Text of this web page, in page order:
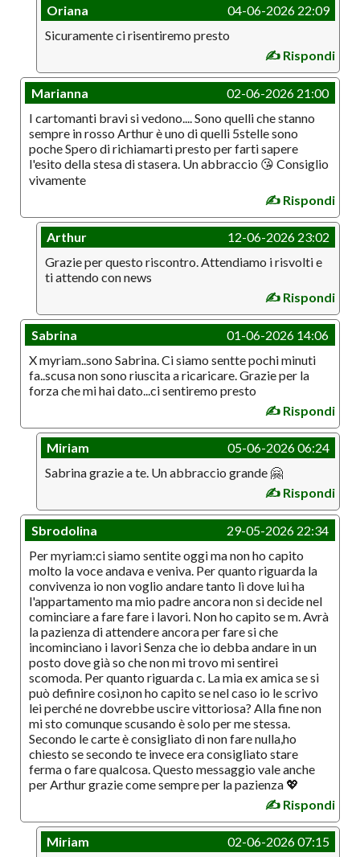
Oriana
04-06-2026 22:09
Sicuramente ci risentiremo presto
✍️ Rispondi
Marianna
02-06-2026 21:00
I cartomanti bravi si vedono.... Sono quelli che stanno
sempre in rosso Arthur è uno di quelli 5stelle sono
poche Spero di richiamarti presto per farti sapere
l'esito della stesa di stasera. Un abbraccio 😘 Consiglio
vivamente
✍️ Rispondi
Arthur
12-06-2026 23:02
Grazie per questo riscontro. Attendiamo i risvolti e
ti attendo con news
✍️ Rispondi
Sabrina
01-06-2026 14:06
X myriam..sono Sabrina. Ci siamo sentte pochi minuti
fa..scusa non sono riuscita a ricaricare. Grazie per la
forza che mi hai dato...ci sentiremo presto
✍️ Rispondi
Miriam
05-06-2026 06:24
Sabrina grazie a te. Un abbraccio grande 🤗
✍️ Rispondi
Sbrodolina
29-05-2026 22:34
Per myriam:ci siamo sentite oggi ma non ho capito
molto la voce andava e veniva. Per quanto riguarda la
convivenza io non voglio andare tanto lì dove lui ha
l'appartamento ma mio padre ancora non si decide nel
cominciare a fare fare i lavori. Non ho capito se m. Avrà
la pazienza di attendere ancora per fare si che
incominciano i lavori Senza che io debba andare in un
posto dove già so che non mi trovo mi sentirei
scomoda. Per quanto riguarda c. La mia ex amica se si
può definire così,non ho capito se nel caso io le scrivo
lei perché ne dovrebbe uscire vittoriosa? Alla fine non
mi sto comunque scusando è solo per me stessa.
Secondo le carte è consigliato di non fare nulla,ho
chiesto se secondo te invece era consigliato stare
ferma o fare qualcosa. Questo messaggio vale anche
per Arthur grazie come sempre per la pazienza 💖
✍️ Rispondi
Miriam
02-06-2026 07:15